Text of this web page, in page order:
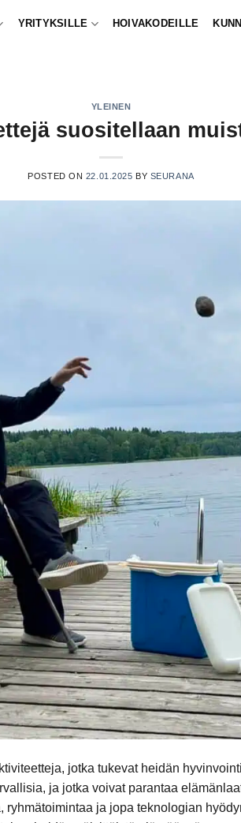
YRITYKSILLE HOIVAKODEILLE
YLEINEN
suositellaan
POSTED ON 22.01.2025 BY SEURANA
jotka tukevat heidän
ja jotka voivat parantaa
ja jopa teknologian